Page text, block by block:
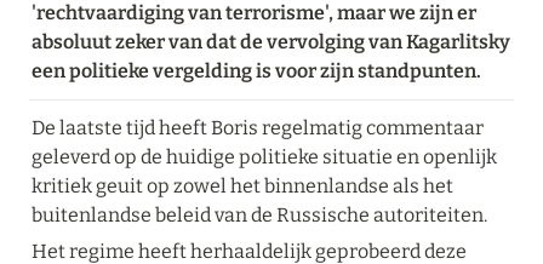
'rechtvaardiging van terrorisme', maar we zijn er
absoluut zeker van dat de vervolging van Kagarlitsky
een politieke vergelding is voor zijn standpunten.
De laatste tijd heeft Boris regelmatig commentaar
geleverd op de huidige politieke situatie en openlijk
kritiek geuit op zowel het binnenlandse als het
buitenlandse beleid van de Russische autoriteiten.
Het regime heeft herhaaldelijk geprobeerd deze